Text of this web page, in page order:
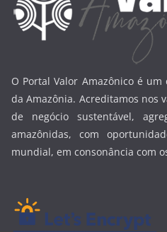
O Portal Valor Amazônico é
da Amazônia. Acreditamos nos
de negócio sustentável,
amazônidas, com
mundial, em consonância com